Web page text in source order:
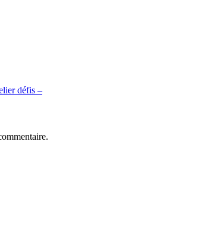
défis –